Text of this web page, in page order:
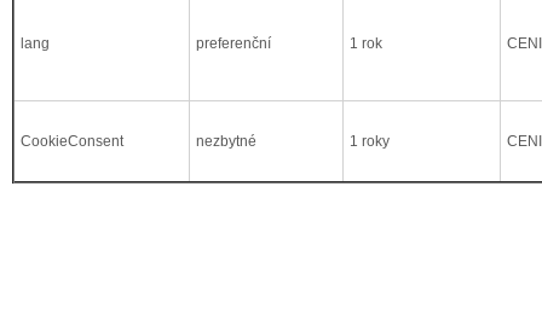
lang preferenční 1 rok
CookieConsent nezbytné 1 roky